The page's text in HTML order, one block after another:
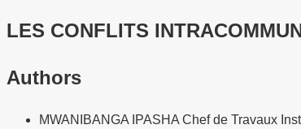
LES CONFLITS
Authors
MWANIBANGA IPASHA Chef de Travaux